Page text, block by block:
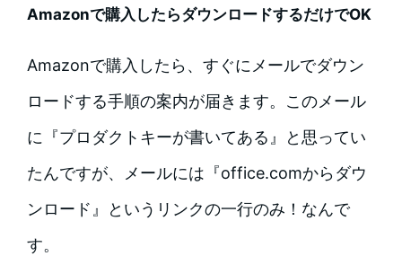
Amazonで購入したらダウンロードするだけでOK
Amazonで購入したら、すぐにメールでダウン
ロードする手順の案内が届きます。このメール
に『プロダクトキーが書いてある』と思ってい
たんですが、メールには『office.comからダウ
ンロード』というリンクの一行のみ！なんで
す。